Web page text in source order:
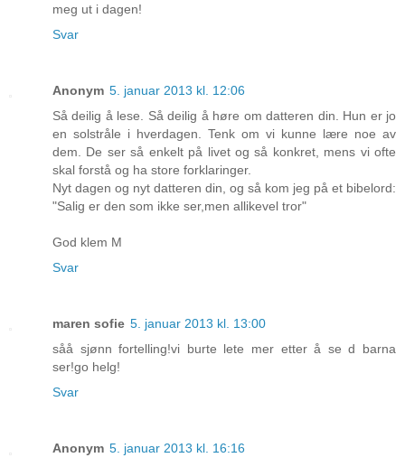
meg ut i dagen!
Svar
Anonym 5. januar 2013 kl. 12:06
Så deilig å lese. Så deilig å høre om datteren din. Hun er jo
en solstråle i hverdagen. Tenk om vi kunne lære noe av
dem. De ser så enkelt på livet og så konkret, mens vi ofte
skal forstå og ha store forklaringer.
Nyt dagen og nyt datteren din, og så kom jeg på et bibelord:
"Salig er den som ikke ser,men allikevel tror"
God klem M
Svar
maren sofie 5. januar 2013 kl. 13:00
såå sjønn fortelling!vi burte lete mer etter å se d barna
ser!go helg!
Svar
Anonym 5. januar 2013 kl. 16:16